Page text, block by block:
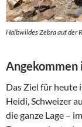
Halbwildes Zebra auf der
Angekommen
Das Ziel für heute
Heidi, Schweizer
die ganze Lage –